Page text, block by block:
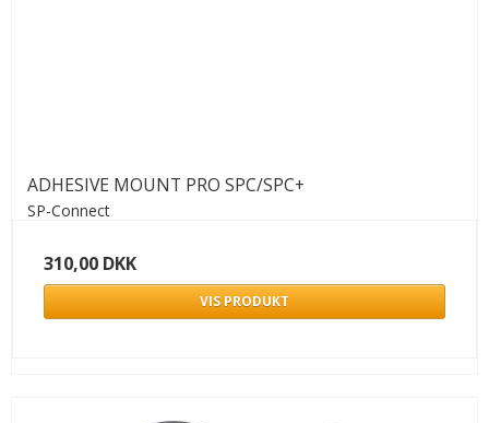
ADHESIVE MOUNT PRO SPC/SPC+
SP-Connect
310,00 DKK
VIS PRODUKT